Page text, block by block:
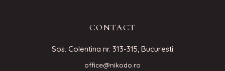
CONTACT
Sos. Colentina nr. 313-315, Bucuresti
office@nikodo.ro